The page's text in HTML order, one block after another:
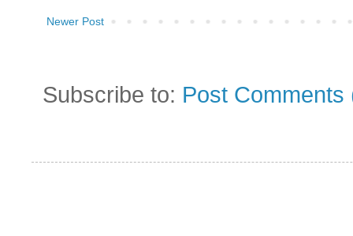
Newer Post
Subscribe to: Post Comments